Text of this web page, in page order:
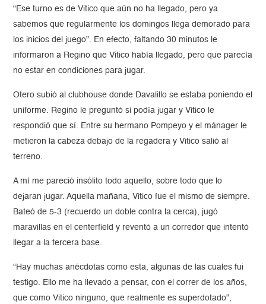
“Ese turno es de Vitico que aún no ha llegado, pero ya
sabemos que regularmente los domingos llega demorado para
los inicios del juego”. En efecto, faltando 30 minutos le
informaron a Regino que Vitico había llegado, pero que parecía
no estar en condiciones para jugar.
Otero subió al clubhouse donde Davalillo se estaba poniendo el
uniforme. Regino le preguntó si podía jugar y Vitico le
respondió que sí. Entre su hermano Pompeyo y el mánager le
metieron la cabeza debajo de la regadera y Vitico salió al
terreno.
A mí me pareció insólito todo aquello, sobre todo que lo
dejaran jugar. Aquella mañana, Vitico fue el mismo de siempre.
Bateó de 5-3 (recuerdo un doble contra la cerca), jugó
maravillas en el centerfield y reventó a un corredor que intentó
llegar a la tercera base.
“Hay muchas anécdotas como esta, algunas de las cuales fui
testigo. Ello me ha llevado a pensar, con el correr de los años,
que como Vitico ninguno, que realmente es superdotado”,